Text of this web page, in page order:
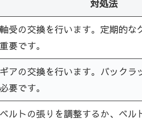
対処法
軸受の交換を行います。定期的な
重要です。
ギアの交換を行います。バックラ
必要です。
ベルトの張りを調整するか、ベル